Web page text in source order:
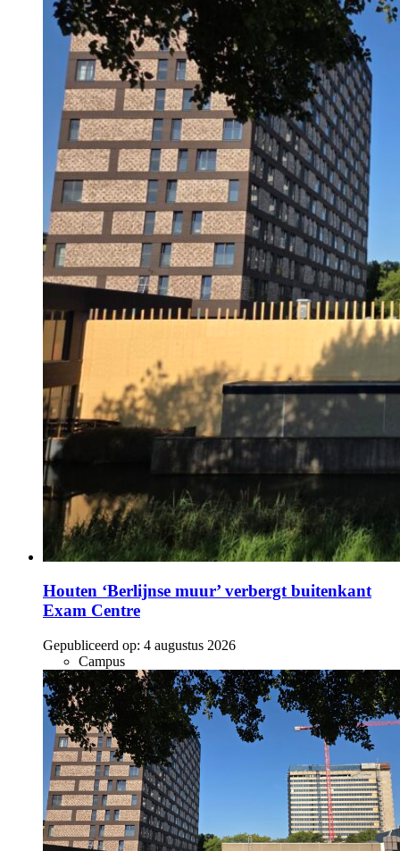
Houten ‘Berlijnse muur’ verbergt buitenkant
Exam Centre
Gepubliceerd op: 4 augustus 2026
Campus